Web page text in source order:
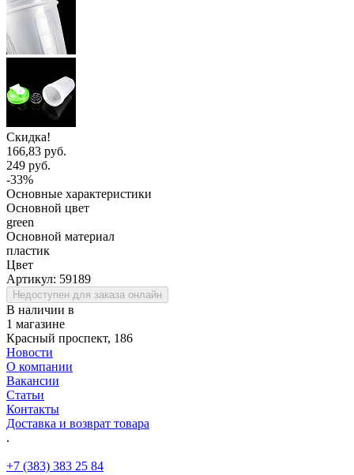
Скидка!
166,83 руб.
249 руб.
-33%
Основные характеристики
Основной цвет
green
Основной материал
пластик
Цвет
Артикул: 59189
Недоступен для заказа онлайн
В наличии в
1 магазине
Красный проспект, 186
Новости
О компании
Вакансии
Статьи
Контакты
Доставка и возврат товара
.
+7 (383) 383 25 84